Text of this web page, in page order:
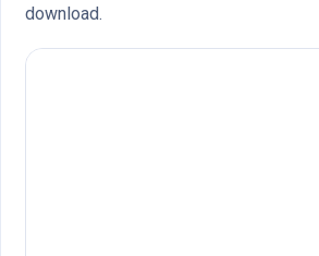
download.